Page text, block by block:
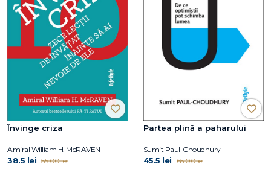
Învinge criza
Amiral William H. McRAVEN
38.5 lei 55.00 lei
Partea plină a paharului
Sumit Paul-Choudhury
45.5 lei 65.00 lei